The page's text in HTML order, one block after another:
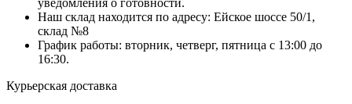
Наш склад находится по адресу: Ейское шоссе 50/1,
склад №8
График работы: вторник, четверг, пятница с 13:00 до
16:30.
Курьерская доставка